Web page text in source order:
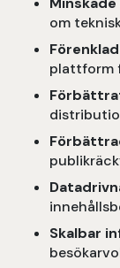
om
plattform
Skalbar